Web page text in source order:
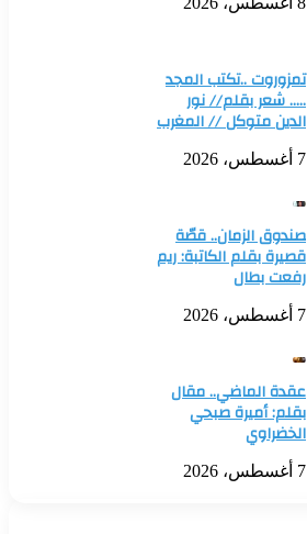
تمزوروت ..تكتب المجد
….. شعر بقلم// نور
الدين متوكل // المغرب
7 أغسطس، 2026
صندوق الزمان.. قصّة
قصيرة بقلم الكاتبة: ريم
رفعت بطال
7 أغسطس، 2026
عقدة الماضي.. مقال
بقلم: أميرة صبحي
الخضراوي
7 أغسطس، 2026